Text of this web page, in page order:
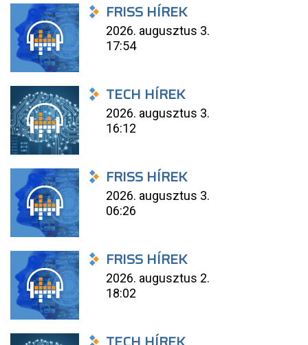
FRISS HÍREK
2026. augusztus 3.
17:54
TECH HÍREK
2026. augusztus 3.
16:12
FRISS HÍREK
2026. augusztus 3.
06:26
FRISS HÍREK
2026. augusztus 2.
18:02